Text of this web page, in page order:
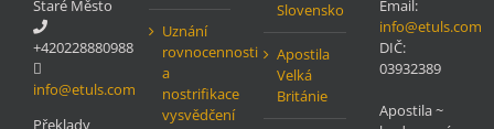
Staré Město
+420228880988
info@etuls.com
Překlady
Uznání
rovnocennosti
a
nostrifikace
vysvědčení
Slovensko
Apostila
Velká
Británie
Email:
info@etuls.com
DIČ:
03932389
Apostila~